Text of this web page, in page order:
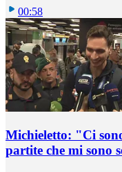
00:58
Michieletto: "Ci
partite che mi sono